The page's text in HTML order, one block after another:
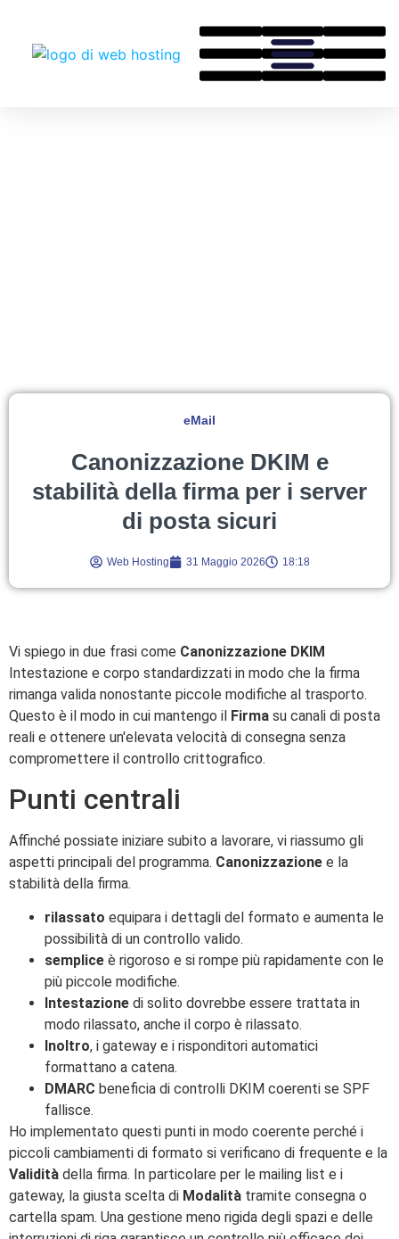
eMail
Canonizzazione DKIM e
stabilità della firma per i server
di posta sicuri
Web Hosting 31 Maggio 2026 18:18
Vi spiego in due frasi come Canonizzazione DKIM
Intestazione e corpo standardizzati in modo che la firma
rimanga valida nonostante piccole modifiche al trasporto.
Questo è il modo in cui mantengo il Firma su canali di posta
reali e ottenere un'elevata velocità di consegna senza
compromettere il controllo crittografico.
Punti centrali
Affinché possiate iniziare subito a lavorare, vi riassumo gli
aspetti principali del programma. Canonizzazione e la
stabilità della firma.
rilassato equipara i dettagli del formato e aumenta le
possibilità di un controllo valido.
semplice è rigoroso e si rompe più rapidamente con le
più piccole modifiche.
Intestazione di solito dovrebbe essere trattata in
modo rilassato, anche il corpo è rilassato.
Inoltro, i gateway e i risponditori automatici
formattano a catena.
DMARC beneficia di controlli DKIM coerenti se SPF
fallisce.
Ho implementato questi punti in modo coerente perché i
piccoli cambiamenti di formato si verificano di frequente e la
Validità della firma. In particolare per le mailing list e i
gateway, la giusta scelta di Modalità tramite consegna o
cartella spam. Una gestione meno rigida degli spazi e delle